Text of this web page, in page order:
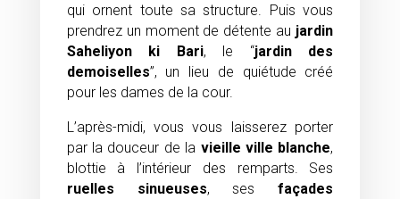
qui ornent toute sa structure. Puis vous
prendrez un moment de détente au jardin
Saheliyon ki Bari, le “jardin des
demoiselles”, un lieu de quiétude créé
pour les dames de la cour.
L’après-midi, vous vous laisserez porter
par la douceur de la vieille ville blanche,
blottie à l’intérieur des remparts. Ses
ruelles sinueuses, sesfaçades